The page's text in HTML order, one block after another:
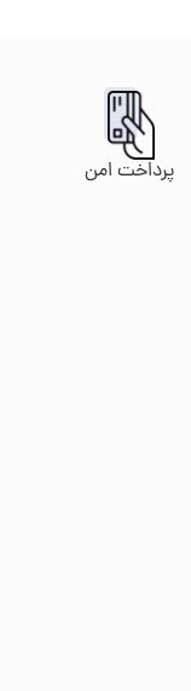
پرداخت امن